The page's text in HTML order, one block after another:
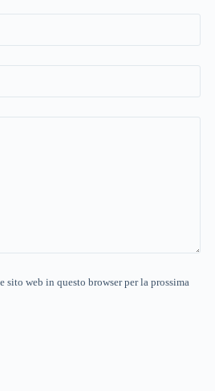
sito web in questo browser per la prossima